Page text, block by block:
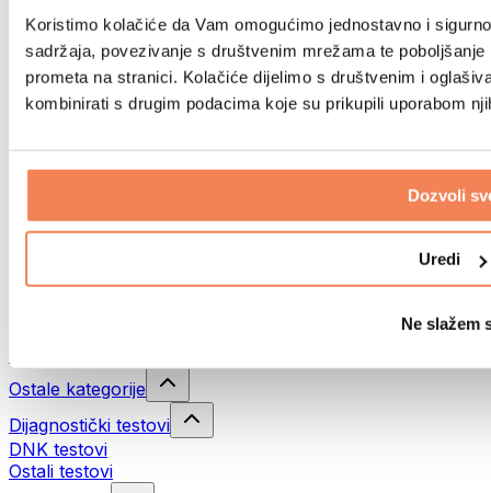
Koristimo kolačiće da Vam omogućimo jednostavno i
sadržaja, povezivanje s društvenim mrežama te
prometa na stranici. Kolačiće dijelimo s društvenim i
kombinirati s drugim podacima koje su prikupili uporabom
Dozvoli
Uredi
Ne slažem
Biciklizam
Joga i pilates
Kupanje hladnom vodom
Plivanje
Planinarenje
Biohacking
Terapija crvenim svjetlom
Eko kućanstvo
Ostale kategorije
Dijagnostički testovi
DNK testovi
Ostali testovi